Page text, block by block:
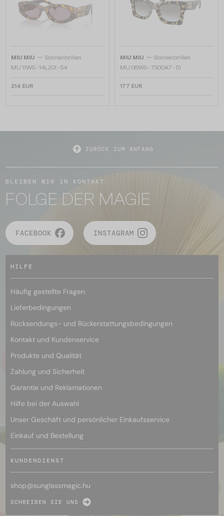
MIU MIU — Sonnenbrillen
MU 11WS - 14L20I - 54
214 EUR
MIU MIU — Sonnenbrillen
MU 08WS - 7S00A7 - 51
177 EUR
ZURÜCK ZUM ANFANG
BLEIBEN WIR IN KONTAKT
FOLGE DER MAGIE
FACEBOOK INSTAGRAM
HILFE
Häufig gestellte Fragen
Lieferbedingungen
Rücksendungs- und Rückerstattungsbedingungen
Kontakt und Kundenservice
Produkte und Qualität
Zahlung und Sicherheit
Garantie und Reklamationen
Hilfe bei der Auswahl
Unser Geschäft und persönlicher Einkaufsservice
Einkauf und Bestellung
KUNDENDIENST
shop@sunglassmagic.hu
SCHREIBEN SIE UNS